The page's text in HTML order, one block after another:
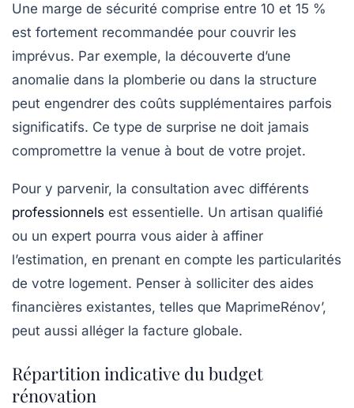
Une marge de sécurité comprise entre 10 et 15 %
est fortement recommandée pour couvrir les
imprévus. Par exemple, la découverte d’une
anomalie dans la plomberie ou dans la structure
peut engendrer des coûts supplémentaires parfois
significatifs. Ce type de surprise ne doit jamais
compromettre la venue à bout de votre projet.
Pour y parvenir, la consultation avec différents
professionnels est essentielle. Un artisan qualifié
ou un expert pourra vous aider à affiner
l’estimation, en prenant en compte les particularités
de votre logement. Penser à solliciter des aides
financières existantes, telles que MaprimeRénov’,
peut aussi alléger la facture globale.
Répartition indicative du budget
rénovation